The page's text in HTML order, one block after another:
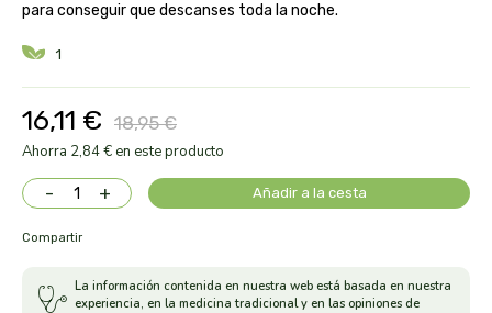
para conseguir que descanses toda la noche.
1
16,11 € 18,95 €
Ahorra 2,84 € en este producto
- + Añadir a la cesta
Compartir
La información contenida en nuestra web está basada en nuestra
experiencia, en la medicina tradicional y en las opiniones de
ana maria lajusticia
armonia
arnidol
arrasate
artemis